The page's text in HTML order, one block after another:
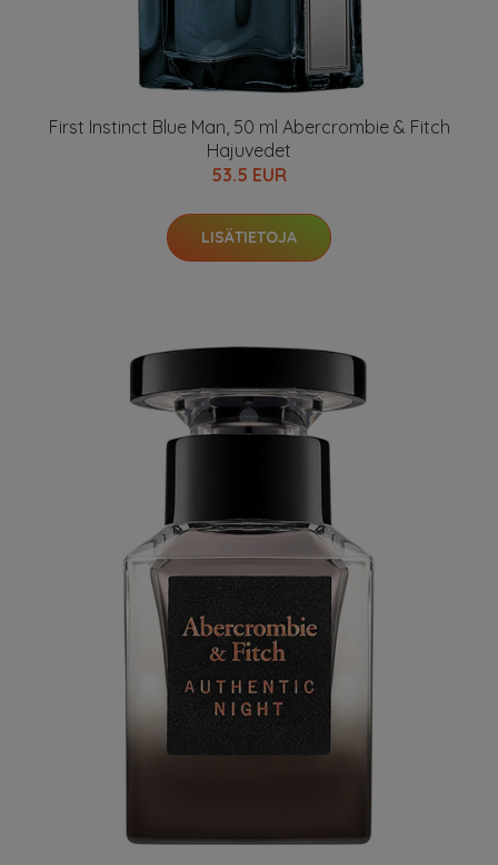
First Instinct Blue Man, 50 ml Abercrombie & Fitch
Hajuvedet
53.5 EUR
LISÄTIETOJA